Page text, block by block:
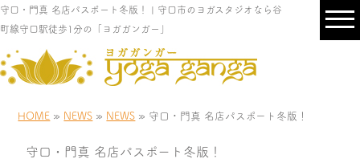
守口・門真 名店パスポート冬版！ | 守口市のヨガスタジオなら谷
町線守口駅徒歩1分の「ヨガガンガー」
HOME » NEWS » NEWS » 守口・門真 名店パスポート冬版！
守口・門真 名店パスポート冬版！